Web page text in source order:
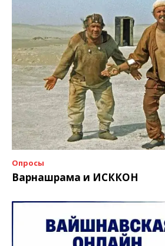
Опросы
Варнашрама и ИСККОН